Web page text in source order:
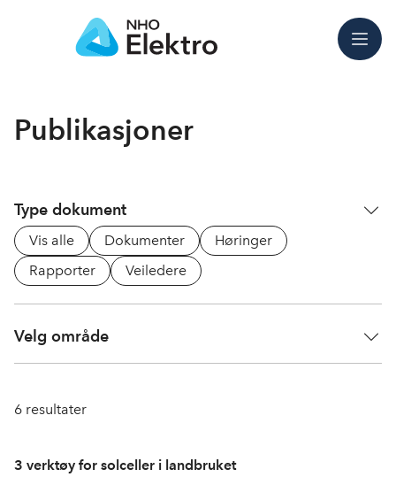
Meny
Publikasjoner
Type dokument
Vis alle Dokumenter
Høringer
Rapporter
Veiledere
Velg område
6 resultater
3 verktøy for solceller i landbruket